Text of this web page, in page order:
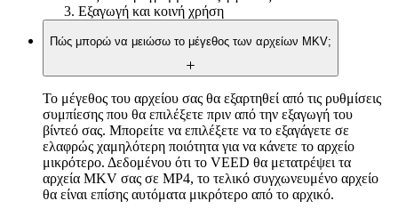
Εξαγωγή και κοινή χρήση
Πώς μπορώ να μειώσω το μέγεθος των αρχείων MKV;
Το μέγεθος του αρχείου σας θα εξαρτηθεί από τις ρυθμίσεις
συμπίεσης που θα επιλέξετε πριν από την εξαγωγή του
βίντεό σας. Μπορείτε να επιλέξετε να το εξαγάγετε σε
ελαφρώς χαμηλότερη ποιότητα για να κάνετε το αρχείο
μικρότερο. Δεδομένου ότι το VEED θα μετατρέψει τα
αρχεία MKV σας σε MP4, το τελικό συγχωνευμένο αρχείο
θα είναι επίσης αυτόματα μικρότερο από το αρχικό.